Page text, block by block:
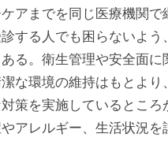
アまでを同じ医療機関
する人でも困らないよ
る。衛生管理や安全面
な環境の維持はもとよ
策を実施しているとこ
アレルギー、生活状況